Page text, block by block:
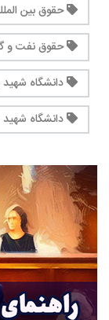
حقوق بین
حقوق نفت و
دانشگاه
دانشگاه